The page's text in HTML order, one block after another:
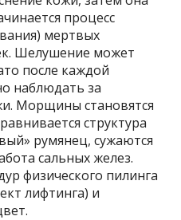
процесс
мертвых
Шелушение может
после каждой
наблюдать за
Морщины становятся
структура
румянец, сужаются
сальных желез.
физического пилинга
лифтинга) и